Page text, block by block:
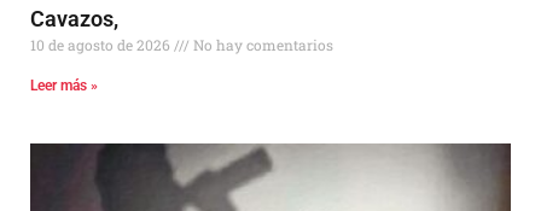
Cavazos,
10 de agosto de 2026 No hay comentarios
Leer más »